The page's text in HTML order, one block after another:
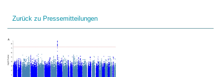
Zurück zu Pressemitteilungen